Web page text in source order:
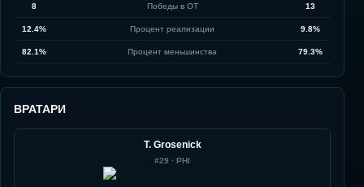
8 Победы в ОТ 13
12.4% Процент реализации 9.8%
82.1% Процент меньшинства 79.3%
ВРАТАРИ
T. Grosenick
#29 · PHI